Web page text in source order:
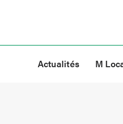
Actualités M